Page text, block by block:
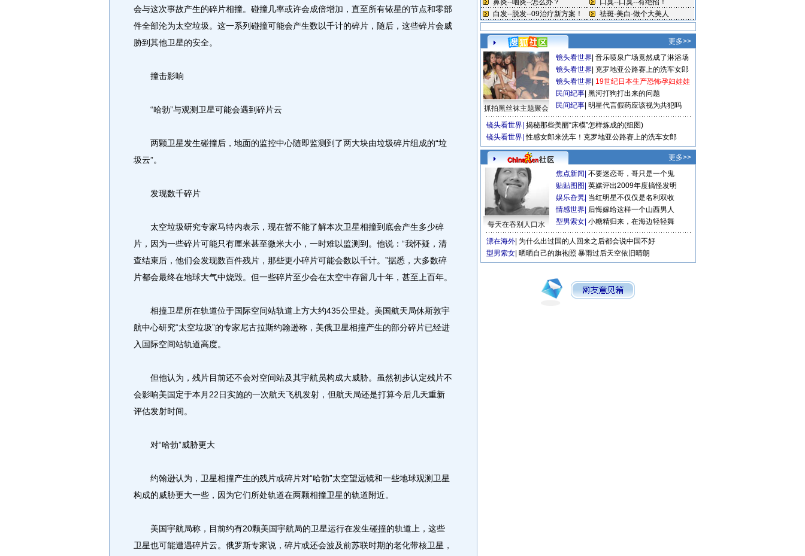
会与这次事故产生的碎片相撞。碰撞几率或许会成倍增加，直至所有铱星的节点和零部
件全部沦为太空垃圾。这一系列碰撞可能会产生数以千计的碎片，随后，这些碎片会威
胁到其他卫星的安全。
撞击影响
“哈勃”与观测卫星可能会遇到碎片云
两颗卫星发生碰撞后，地面的监控中心随即监测到了两大块由垃圾碎片组成的“垃
圾云”。
发现数千碎片
太空垃圾研究专家马特内表示，现在暂不能了解本次卫星相撞到底会产生多少碎
片，因为一些碎片可能只有厘米甚至微米大小，一时难以监测到。他说：“我怀疑，清
查结束后，他们会发现数百件残片，那些更小碎片可能会数以千计。”据悉，大多数碎
片都会最终在地球大气中烧毁。但一些碎片至少会在太空中存留几十年，甚至上百年。
相撞卫星所在轨道位于国际空间站轨道上方大约435公里处。美国航天局休斯敦宇
航中心研究“太空垃圾”的专家尼古拉斯约翰逊称，美俄卫星相撞产生的部分碎片已经进
入国际空间站轨道高度。
但他认为，残片目前还不会对空间站及其宇航员构成大威胁。虽然初步认定残片不
会影响美国定于本月22日实施的一次航天飞机发射，但航天局还是打算今后几天重新
评估发射时间。
对“哈勃”威胁更大
约翰逊认为，卫星相撞产生的残片或碎片对“哈勃”太空望远镜和一些地球观测卫星
构成的威胁更大一些，因为它们所处轨道在两颗相撞卫星的轨道附近。
美国宇航局称，目前约有20颗美国宇航局的卫星运行在发生碰撞的轨道上，这些
卫星也可能遭遇碎片云。俄罗斯专家说，碎片或还会波及前苏联时期的老化带核卫星，
更多>>
抓拍黑丝袜主题聚会
镜头看世界 音乐喷泉广场竟然成了淋浴场
镜头看世界 克罗地亚公路赛上的洗车女郎
镜头看世界 19世纪日本生产恐怖孕妇娃娃
民间纪事 黑河打狗打出来的问题
民间纪事 明星代言假药应该视为共犯吗
镜头看世界 揭秘那些美丽“床模”怎样炼成的(组图)
镜头看世界 性感女郎来洗车！克罗地亚公路赛上的洗车女郎
更多>>
每天在吞别人口水
焦点新闻 不要迷恋哥，哥只是一个鬼
贴贴图图 英媒评出2009年度搞怪发明
娱乐旮旯 当红明星不仅仅是名利双收
情感世界 后悔嫁给这样一个山西男人
型男索女 小糖精归来，在海边轻轻舞
漂在海外 为什么出过国的人回来之后都会说中国不好
型男索女 晒晒自己的旗袍照 暴雨过后天空依旧晴朗